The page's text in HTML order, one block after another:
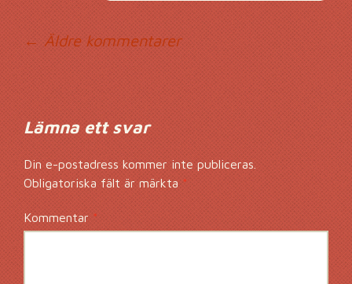
← Äldre kommentarer
Lämna ett svar
Din e-postadress kommer inte publiceras.
Obligatoriska fält är märkta*
Kommentar*